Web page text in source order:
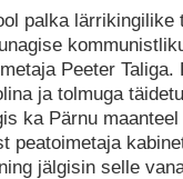
palka lärrikingilike
Peeter Taliga.
ja tolmuga
ka Pärnu
peatoimetaja
jälgisin selle